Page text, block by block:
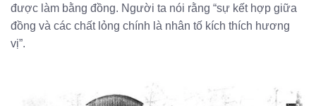
được làm bằng đồng. Người ta nói rằng “sự kết hợp giữa
đồng và các chất lỏng chính là nhân tố kích thích hương
vị”.